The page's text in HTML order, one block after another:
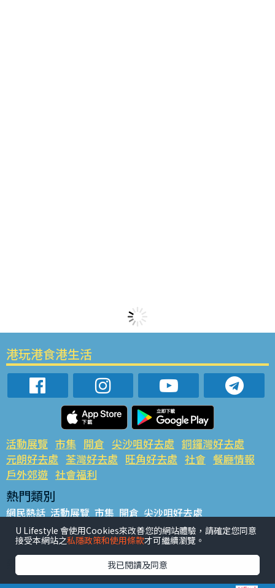
港玩港食港生活
活動展覽 市集 開倉 尖沙咀好去處 銅鑼灣好去處
元朗好去處 荃灣好去處 旺角好去處 社會 餐廳情報
戶外郊遊 社會福利
熱門類別
網民熱話 活動展覽 市集 開倉 尖沙咀好去處
銅鑼灣好去處 元朗好去處 荃灣好去處 旺角好去處 社會
餐廳情報 戶外郊遊
熱門標籤
#UGO搵好去處 #人氣活動推介 #美食社群熱話
U Lifestyle 會使用Cookies來改善您的網站體驗，請確定您同意
接受本網站之私隱政策和使用條款才可繼續瀏覽。
我已閱讀及同意